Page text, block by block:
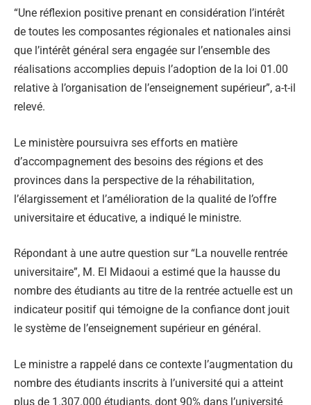
“Une réflexion positive prenant en considération l’intérêt
de toutes les composantes régionales et nationales ainsi
que l’intérêt général sera engagée sur l’ensemble des
réalisations accomplies depuis l’adoption de la loi 01.00
relative à l’organisation de l’enseignement supérieur”, a-t-il
relevé.
Le ministère poursuivra ses efforts en matière
d’accompagnement des besoins des régions et des
provinces dans la perspective de la réhabilitation,
l’élargissement et l’amélioration de la qualité de l’offre
universitaire et éducative, a indiqué le ministre.
Répondant à une autre question sur “La nouvelle rentrée
universitaire”, M. El Midaoui a estimé que la hausse du
nombre des étudiants au titre de la rentrée actuelle est un
indicateur positif qui témoigne de la confiance dont jouit
le système de l’enseignement supérieur en général.
Le ministre a rappelé dans ce contexte l’augmentation du
nombre des étudiants inscrits à l’université qui a atteint
plus de 1.307.000 étudiants, dont 90% dans l’université